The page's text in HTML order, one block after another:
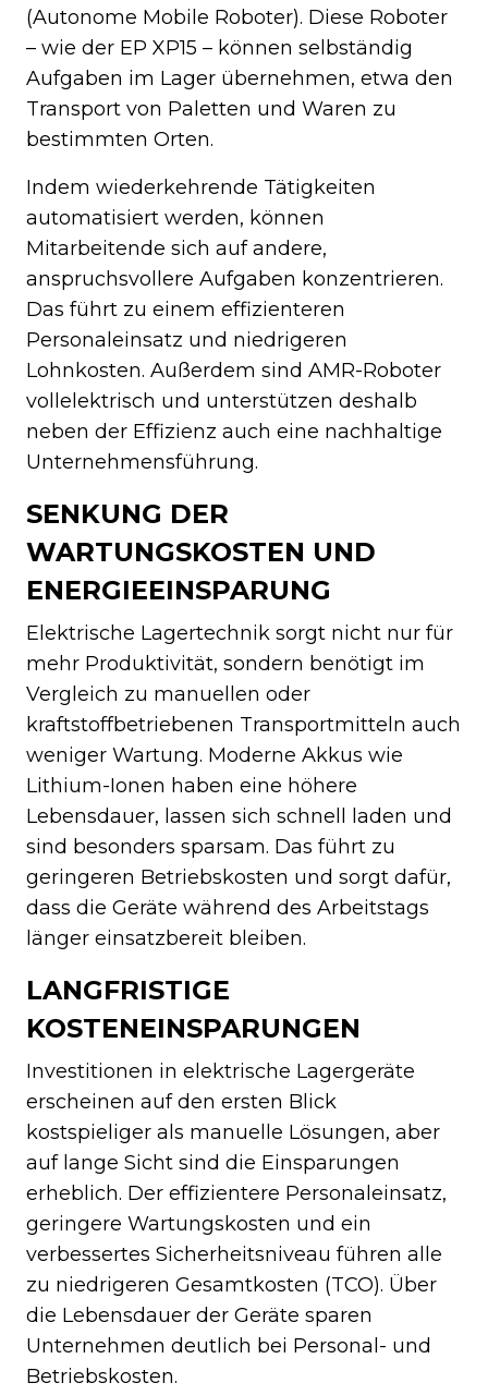
(Autonome Mobile Roboter). Diese Roboter
– wie der EP XP15 – können selbständig
Aufgaben im Lager übernehmen, etwa den
Transport von Paletten und Waren zu
bestimmten Orten.
Indem wiederkehrende Tätigkeiten
automatisiert werden, können
Mitarbeitende sich auf andere,
anspruchsvollere Aufgaben konzentrieren.
Das führt zu einem effizienteren
Personaleinsatz und niedrigeren
Lohnkosten. Außerdem sind AMR-Roboter
vollelektrisch und unterstützen deshalb
neben der Effizienz auch eine nachhaltige
Unternehmensführung.
SENKUNG DER
WARTUNGSKOSTEN UND
ENERGIEEINSPARUNG
Elektrische Lagertechnik sorgt nicht nur für
mehr Produktivität, sondern benötigt im
Vergleich zu manuellen oder
kraftstoffbetriebenen Transportmitteln auch
weniger Wartung. Moderne Akkus wie
Lithium-Ionen haben eine höhere
Lebensdauer, lassen sich schnell laden und
sind besonders sparsam. Das führt zu
geringeren Betriebskosten und sorgt dafür,
dass die Geräte während des Arbeitstags
länger einsatzbereit bleiben.
LANGFRISTIGE
KOSTENEINSPARUNGEN
Investitionen in elektrische Lagergeräte
erscheinen auf den ersten Blick
kostspieliger als manuelle Lösungen, aber
auf lange Sicht sind die Einsparungen
erheblich. Der effizientere Personaleinsatz,
geringere Wartungskosten und ein
verbessertes Sicherheitsniveau führen alle
zu niedrigeren Gesamtkosten (TCO). Über
die Lebensdauer der Geräte sparen
Unternehmen deutlich bei Personal- und
Betriebskosten.